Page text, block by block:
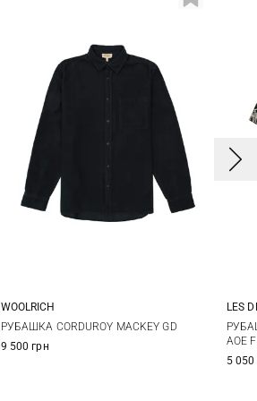
M L XL XXL
WOOLRICH
РУБАШКА CORDUROY MACKEY GD
9 500 грн
M
LES
AOE
5 050